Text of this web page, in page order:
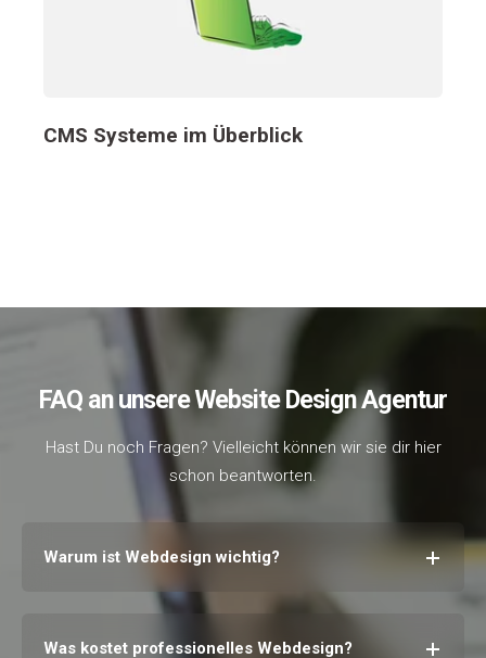
CMS Systeme im Überblick
FAQ an unsere Website Design Agentur
Hast Du noch Fragen? Vielleicht können wir sie dir hier
schon beantworten.
Warum ist Webdesign wichtig?
Was kostet professionelles Webdesign?